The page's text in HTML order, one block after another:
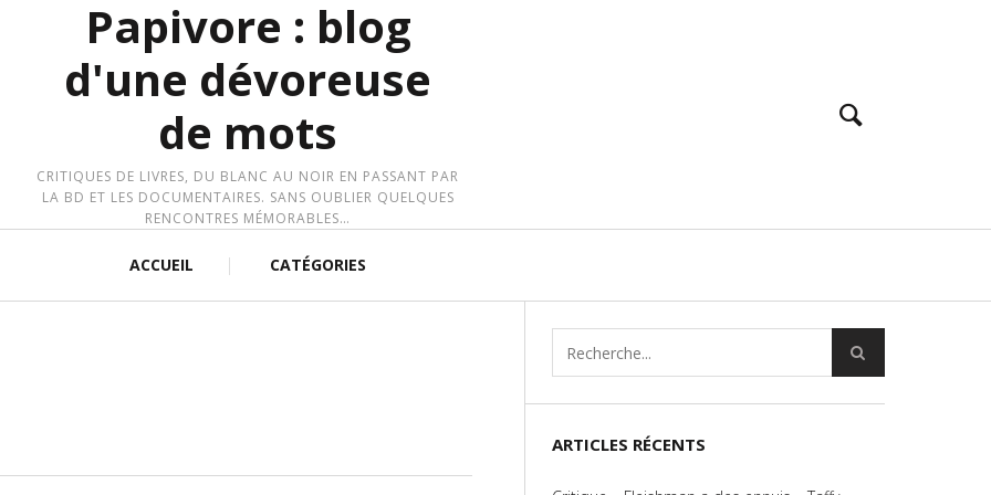
Papivore : blog
d'une dévoreuse
de mots
CRITIQUES DE LIVRES, DU BLANC AU NOIR EN PASSANT PAR
LA BD ET LES DOCUMENTAIRES. SANS OUBLIER QUELQUES
RENCONTRES MÉMORABLES…
ACCUEIL CATÉGORIES
ARTICLES RÉCENTS